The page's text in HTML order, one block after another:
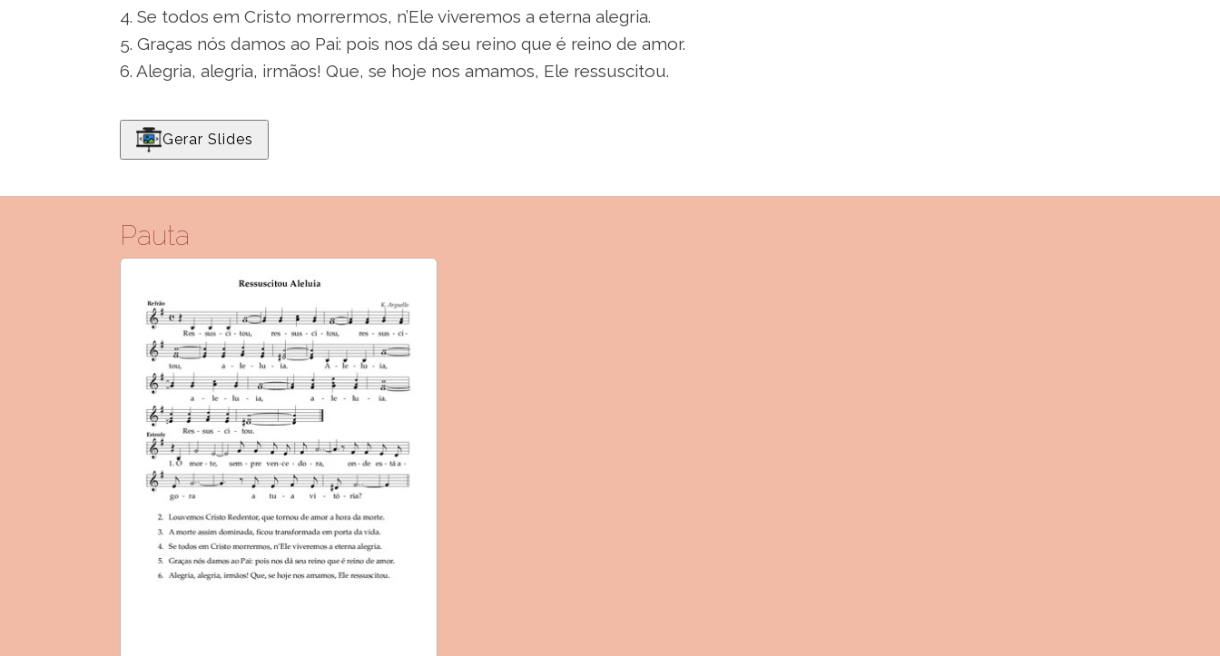
4. Se todos em Cristo morrermos, n’Ele viveremos a eterna alegria.
5. Graças nós damos ao Pai: pois nos dá seu reino que é reino de amor.
6. Alegria, alegria, irmãos! Que, se hoje nos amamos, Ele ressuscitou.
Gerar Slides
Pauta